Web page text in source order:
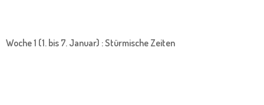
Woche 1 (1. bis 7. Januar) : Stürmische Zeiten